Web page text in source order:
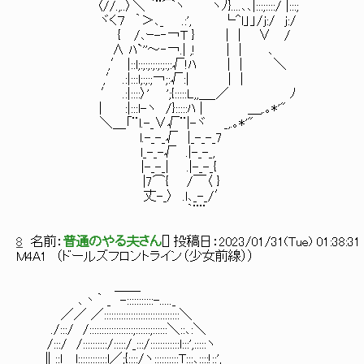
〈//.,..〉＼ ｀¨⌒ヽ ヽﾉ}....､､|:::;::::/ |:::;
ヾく７ ｀＞､_ .:', └^l」」/j:/ j:/
{ /､ｰ-‐￢T } | | ∨ /
∧ ﾊ`''～‐￢.| ,! | | ､
,′ |::l;:;:;:;:;:;:;:√!ﾊ | | ＼
,′ .:|:::l;:;:;￢;:√:| | |
′ .:|::::〉' ';{:::::L,,＿_／ ﾉ
│ :|:::l-ヽ /}:::::ﾊ | ＿,.｡*'"
＼＿「¨l.-_∨√¨|-ヾ _,.｡*'"
l.-_-_√ |_-_-_7
l_-_-√ .|-_-_,
|-_-_| .|-_-_{
|7⌒{ /￣〈 }
丈-_〉 .l､_-_/′
8 名前： 普通のやる夫さん ] 投稿日： 2023/01/31(Tue) 01:38:31
M4A1 （ドールズフロントライン（少女前線））
､丶｀ _ -:::::::::::-....._
／／ ／:::::::::::::::::::::::::::::::＼
./:::/ /::::::::::::::::::;::::::;::::::＼::､:＼
/:::/ /::::::::::/:::::/_:::/::::::::::::l:::',:::::ヽ
∥::l l::::::::::::l／;{::::/ヽ::::::::::T:::､::::!::',